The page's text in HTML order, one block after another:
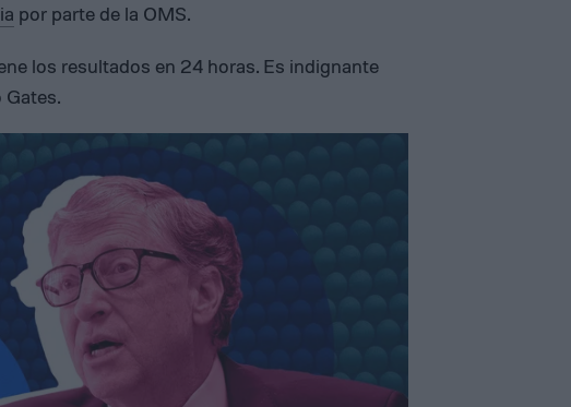
por parte de la OMS.
los resultados en 24 horas. Es indignante
Gates.